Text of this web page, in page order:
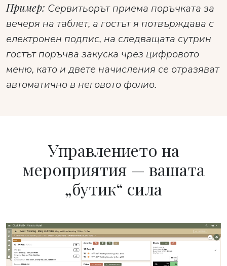
Пример: Сервитьорът приема поръчката за
вечеря на таблет, а гостът я потвърждава с
електронен подпис, на следващата сутрин
гостът поръчва закуска чрез цифровото
меню, като и двете начисления се отразяват
автоматично в неговото фолио.
Управлението на
мероприятия — вашата
„бутик“ сила